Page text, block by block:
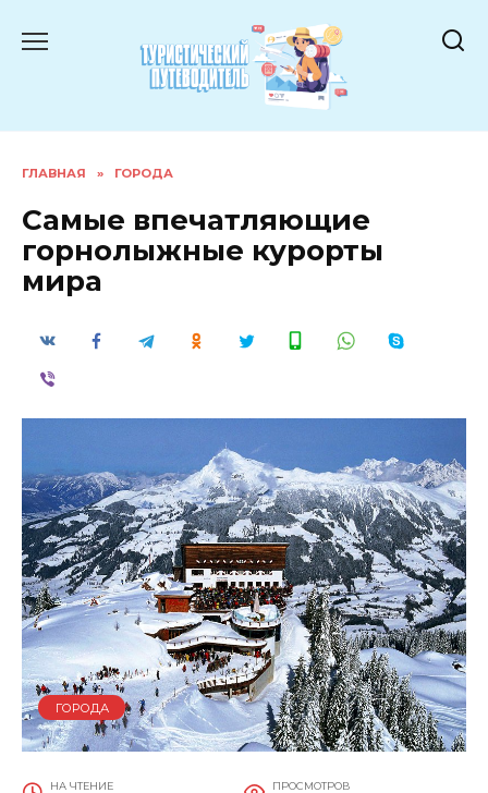
ГЛАВНАЯ » ГОРОДА
Самые впечатляющие
горнолыжные курорты
мира
ГОРОДА
НА ЧТЕНИЕ ПРОСМОТРОВ